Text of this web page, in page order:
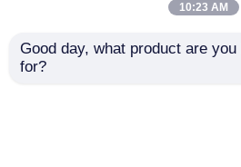
10:23 AM
Good day, what product are you
for?